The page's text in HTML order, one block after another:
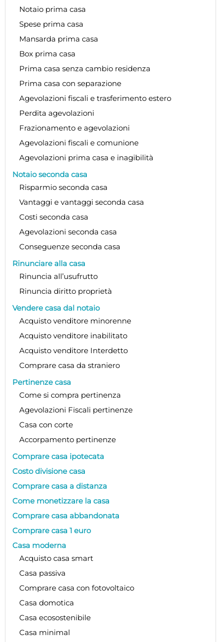
Notaio prima casa
Spese prima casa
Mansarda prima casa
Box prima casa
Prima casa senza cambio residenza
Prima casa con separazione
Agevolazioni fiscali e trasferimento estero
Perdita agevolazioni
Frazionamento e agevolazioni
Agevolazioni fiscali e comunione
Agevolazioni prima casa e inagibilità
Notaio seconda casa
Risparmio seconda casa
Vantaggi e vantaggi seconda casa
Costi seconda casa
Agevolazioni seconda casa
Conseguenze seconda casa
Rinunciare alla casa
Rinuncia all’usufrutto
Rinuncia diritto proprietà
Vendere casa dal notaio
Acquisto venditore minorenne
Acquisto venditore inabilitato
Acquisto venditore Interdetto
Comprare casa da straniero
Pertinenze casa
Come si compra pertinenza
Agevolazioni Fiscali pertinenze
Casa con corte
Accorpamento pertinenze
Comprare casa ipotecata
Costo divisione casa
Comprare casa a distanza
Come monetizzare la casa
Comprare casa abbandonata
Comprare casa 1 euro
Casa moderna
Acquisto casa smart
Casa passiva
Comprare casa con fotovoltaico
Casa domotica
Casa ecosostenibile
Casa minimal